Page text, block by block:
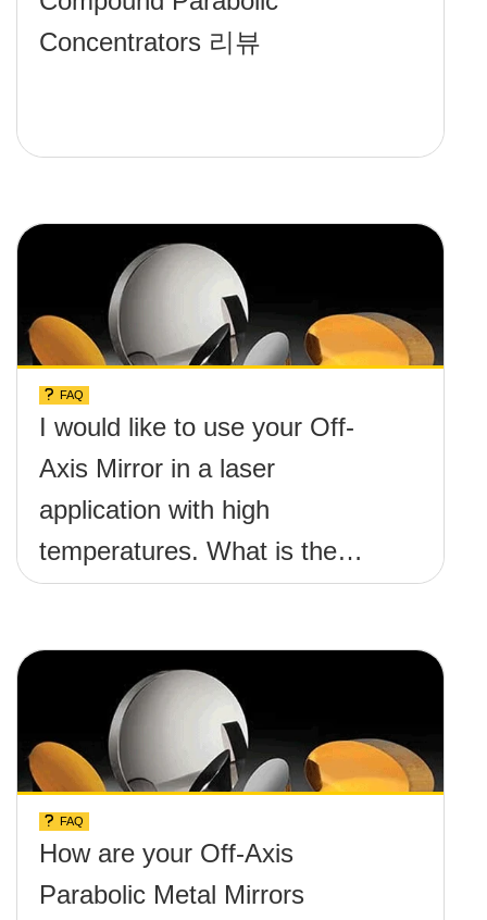
Concentrators 리뷰
FAQ
I would like to use your Off-
Axis Mirror in a laser
application with high
temperatures. What is the
maximum damage threshold
mirrors can withstand?
FAQ
How are your Off-Axis
Parabolic Metal Mirrors